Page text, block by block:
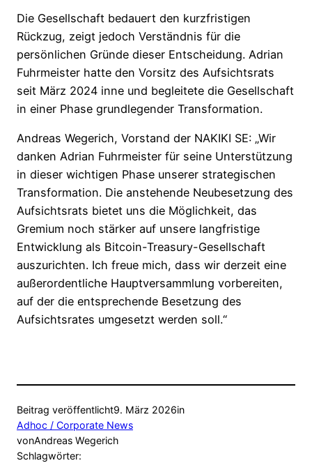
Die Gesellschaft bedauert den kurzfristigen
Rückzug, zeigt jedoch Verständnis für die
persönlichen Gründe dieser Entscheidung. Adrian
Fuhrmeister hatte den Vorsitz des Aufsichtsrats
seit März 2024 inne und begleitete die Gesellschaft
in einer Phase grundlegender Transformation.
Andreas Wegerich, Vorstand der NAKIKI SE: „Wir
danken Adrian Fuhrmeister für seine Unterstützung
in dieser wichtigen Phase unserer strategischen
Transformation. Die anstehende Neubesetzung des
Aufsichtsrats bietet uns die Möglichkeit, das
Gremium noch stärker auf unsere langfristige
Entwicklung als Bitcoin-Treasury-Gesellschaft
auszurichten. Ich freue mich, dass wir derzeit eine
außerordentliche Hauptversammlung vorbereiten,
auf der die entsprechende Besetzung des
Aufsichtsrates umgesetzt werden soll.“
Beitrag veröffentlicht9. März 2026in
Adhoc / Corporate News
vonAndreas Wegerich
Schlagwörter: